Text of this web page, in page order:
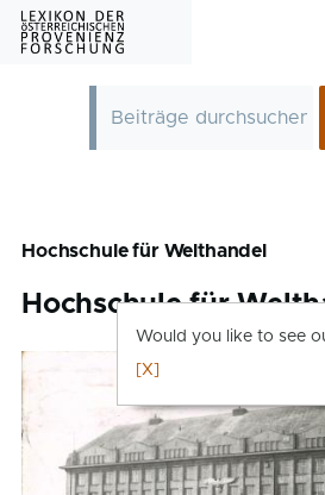
Skip to main content
Hochschule für Welthandel
Hochschule für
Would you like to see
[X]